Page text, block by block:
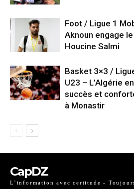
Foot / Ligue 1
Aknoun engage
Houcine Salmi
Basket 3×3 /
U23 – L’Algérie
succès et
à Monastir
CapDZ
L’information avec certitude -